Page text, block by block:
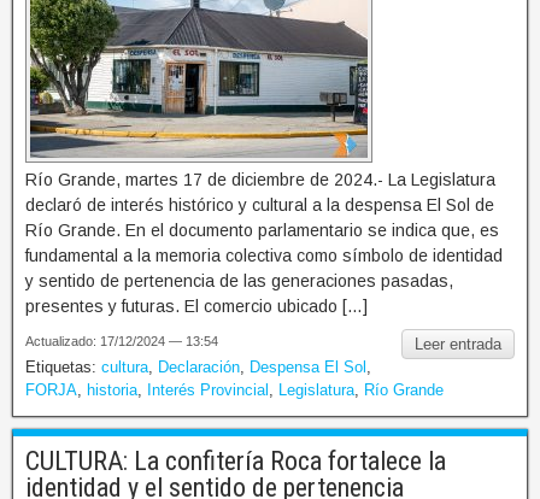
Río Grande, martes 17 de diciembre de 2024.- La Legislatura
declaró de interés histórico y cultural a la despensa El Sol de
Río Grande. En el documento parlamentario se indica que, es
fundamental a la memoria colectiva como símbolo de identidad
y sentido de pertenencia de las generaciones pasadas,
presentes y futuras. El comercio ubicado […]
Leer entrada
Actualizado: 17/12/2024 — 13:54
Etiquetas: cultura Declaración Despensa El Sol
FORJA
historia Interés Provincial Legislatura Río Grande
CULTURA: La confitería Roca fortalece la
identidad y el sentido de pertenencia